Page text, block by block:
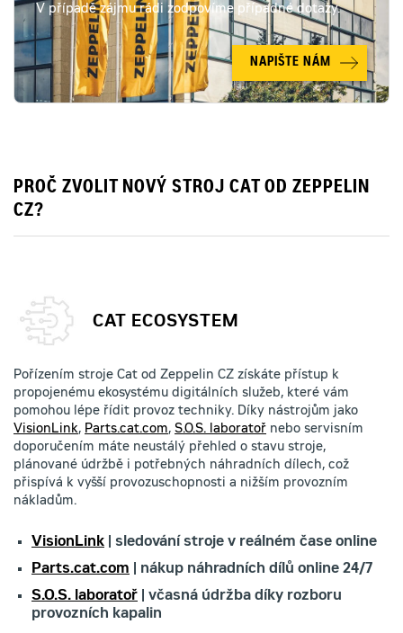
V případě zájmu rádi zodpovíme případné dotazy.
NAPIŠTE NÁM
PROČ ZVOLIT NOVÝ STROJ CAT OD ZEPPELIN
CZ?
CAT ECOSYSTEM
Pořízením stroje Cat od Zeppelin CZ získáte přístup k
propojenému ekosystému digitálních služeb, které vám
pomohou lépe řídit provoz techniky. Díky nástrojům jako
VisionLink, Parts.cat.com, S.O.S. laboratoř nebo servisním
doporučením máte neustálý přehled o stavu stroje,
plánované údržbě i potřebných náhradních dílech, což
přispívá k vyšší provozuschopnosti a nižším provozním
nákladům.
VisionLink | sledování stroje v reálném čase online
Parts.cat.com | nákup náhradních dílů online 24/7
S.O.S. laboratoř | včasná údržba díky rozboru
provozních kapalin